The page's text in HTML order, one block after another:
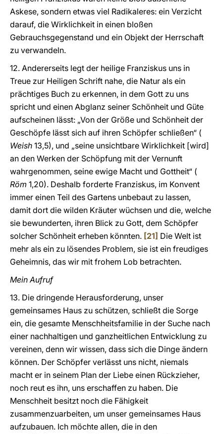
Askese, sondern etwas viel Radikaleres: ein Verzicht
darauf, die Wirklichkeit in einen bloßen
Gebrauchsgegenstand und ein Objekt der Herrschaft
zu verwandeln.
12. Andererseits legt der heilige Franziskus uns in
Treue zur Heiligen Schrift nahe, die Natur als ein
prächtiges Buch zu erkennen, in dem Gott zu uns
spricht und einen Abglanz seiner Schönheit und Güte
aufscheinen lässt: „Von der Größe und Schönheit der
Geschöpfe lässt sich auf ihren Schöpfer schließen“ (
Weish 13,5), und „seine unsichtbare Wirklichkeit [wird]
an den Werken der Schöpfung mit der Vernunft
wahrgenommen, seine ewige Macht und Gottheit“ (
Röm 1,20). Deshalb forderte Franziskus, im Konvent
immer einen Teil des Gartens unbebaut zu lassen,
damit dort die wilden Kräuter wüchsen und die, welche
sie bewunderten, ihren Blick zu Gott, dem Schöpfer
solcher Schönheit erheben könnten. [21] Die Welt ist
mehr als ein zu lösendes Problem, sie ist ein freudiges
Geheimnis, das wir mit frohem Lob betrachten.
Mein Aufruf
13. Die dringende Herausforderung, unser
gemeinsames Haus zu schützen, schließt die Sorge
ein, die gesamte Menschheitsfamilie in der Suche nach
einer nachhaltigen und ganzheitlichen Entwicklung zu
vereinen, denn wir wissen, dass sich die Dinge ändern
können. Der Schöpfer verlässt uns nicht, niemals
macht er in seinem Plan der Liebe einen Rückzieher,
noch reut es ihn, uns erschaffen zu haben. Die
Menschheit besitzt noch die Fähigkeit
zusammenzuarbeiten, um unser gemeinsames Haus
aufzubauen. Ich möchte allen, die in den